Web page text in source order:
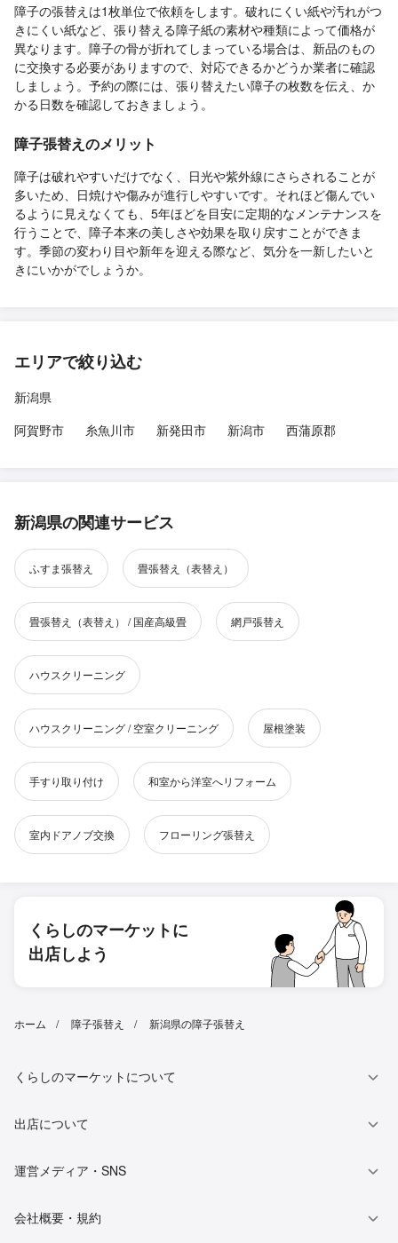
障子の張替えは1枚単位で依頼をします。破れにくい紙や汚れがつ
きにくい紙など、張り替える障子紙の素材や種類によって価格が
異なります。障子の骨が折れてしまっている場合は、新品のもの
に交換する必要がありますので、対応できるかどうか業者に確認
しましょう。予約の際には、張り替えたい障子の枚数を伝え、か
かる日数を確認しておきましょう。
障子張替えのメリット
障子は破れやすいだけでなく、日光や紫外線にさらされることが
多いため、日焼けや傷みが進行しやすいです。それほど傷んでい
るように見えなくても、5年ほどを目安に定期的なメンテナンスを
行うことで、障子本来の美しさや効果を取り戻すことができま
す。季節の変わり目や新年を迎える際など、気分を一新したいと
きにいかがでしょうか。
エリアで絞り込む
新潟県
阿賀野市
糸魚川市 新発田市 新潟市 西蒲原郡
新潟県の関連サービス
ふすま張替え 畳張替え（表替え）
畳張替え（表替え） / 国産高級畳 網戸張替え
ハウスクリーニング
ハウスクリーニング / 空室クリーニング 屋根塗装
手すり取り付け 和室から洋室へリフォーム
室内ドアノブ交換 フローリング張替え
くらしのマーケットに
出店しよう
ホーム 障子張替え 新潟県の障子張替え
くらしのマーケットについて
出店について
運営メディア・SNS
会社概要・規約